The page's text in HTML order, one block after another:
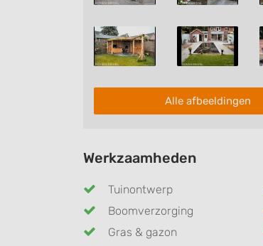
Alle afbeeldingen
Werkzaamheden
Tuinontwerp
Boomverzorging
Gras & gazon